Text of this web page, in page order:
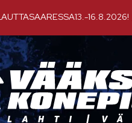
16.8.2026!